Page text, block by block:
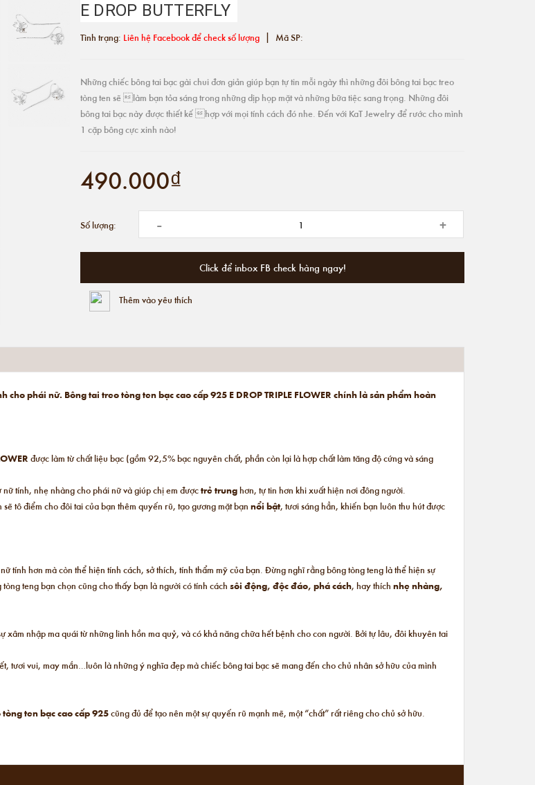
E DROP BUTTERFLY
Tình trạng: Liên hệ Facebook để check số lượng | Mã SP:
Những chiếc bông tai bạc gài chui đơn giản giúp bạn tự tin mỗi ngày thì những đôi bông tai bạc treo
tòng ten sẽ làm bạn tỏa sáng trong những dịp họp mặt và những bữa tiệc sang trọng. Những đôi
bông tai bạc này được thiết kế hợp với mọi tính cách đó nhe. Đến với KaT Jewelry để rước cho mình
1 cặp bông cực xinh nào!
490.000₫
Số lượng: - +
Click để inbox FB check hàng ngay!
Thêm vào yêu thích
phái nữ. Bông tai treo tòng ten bạc cao cấp 925 E DROP TRIPLE FLOWERchính là sản phẩm hoàn
được làm từ chất liệu bạc (gồm 92,5% bạc nguyên chất, phần còn lại là hợp chất làm tăng độ cứng và sáng
tính, nhẹ nhàng cho phái nữ và giúp chị em đượctrẻ trunghơn, tự tin hơn khi xuất hiện nơi đông người.
tô điểm cho đôi tai của bạn thêm quyến rũ, tạo gương mặt bạnnổi bật, tươi sáng hẳn, khiến bạn luôn thu hút được
tính hơn mà còn thể hiện tính cách, sở thích, tính thẩm mỹ của bạn. Đừng nghĩ rằng bông tòng teng là thể hiện sự
teng bạn chọn cũng cho thấy bạn là người có tính cáchsôi động, độc đáo, phá cách, hay thíchnhẹ nhàng,
xâm nhập ma quái từ những linh hồn ma quỷ, và có khả năng chữa hết bệnh cho con người. Bởi tự lâu, đôi khuyên tai
tươi vui, may mắn…luôn là những ý nghĩa đẹp mà chiếc bông tai bạc sẽ mang đến cho chủ nhân sở hữu của mình
ten bạc cao cấp 925cũng đủ để tạo nên một sự quyến rũ mạnh mẽ, một “chất” rất riêng cho chủ sở hữu.